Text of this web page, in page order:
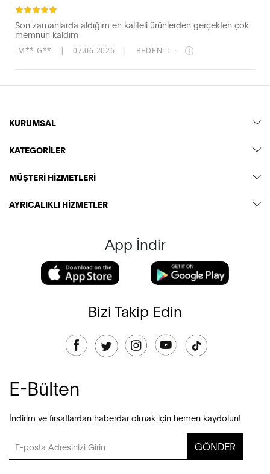
Son zamanlarda aldığım en kaliteli ürünlerden gerçekten çok
memnun kaldım
M** G** | 07.06.2026 | BEDEN: L ·
KURUMSAL
KATEGORİLER
MÜŞTERİ HİZMETLERİ
AYRICALIKLI HİZMETLER
App İndir
Bizi Takip Edin
E-Bülten
İndirim ve fırsatlardan haberdar olmak için hemen kaydolun!
GÖNDER